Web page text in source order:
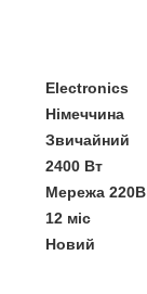
Electronics
Німеччина
Звичайний
2400 Вт
Мережа 220В
12 міс
Новий